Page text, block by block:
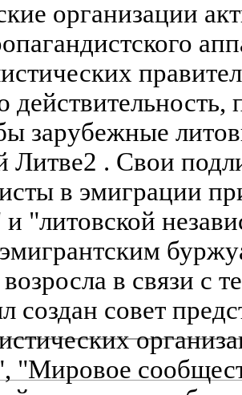
организации
действительность,
зарубежные
Литве2 . Свои
в эмиграции
и "литовской
в связи с
создан совет
"Мировое